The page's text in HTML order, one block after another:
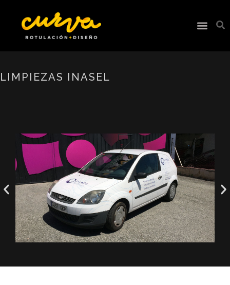
LIMPIEZAS INASEL